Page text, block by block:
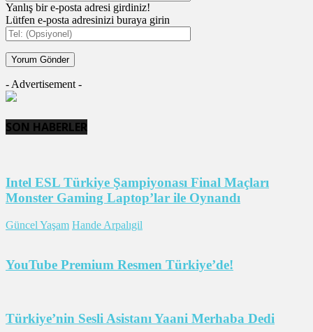
Yanlış bir e-posta adresi girdiniz!
Lütfen e-posta adresinizi buraya girin
- Advertisement -
SON HABERLER
Intel ESL Türkiye Şampiyonası Final Maçları
Monster Gaming Laptop’lar ile Oynandı
Güncel Yaşam Hande Arpalıgil
YouTube Premium Resmen Türkiye’de!
Türkiye’nin Sesli Asistanı Yaani Merhaba Dedi